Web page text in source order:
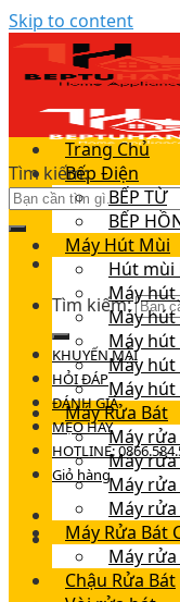
Skip to content
Tìm kiếm:
Tìm kiếm:
KHUYẾN MÃI
HỎI ĐÁP
ĐÁNH GIÁ
MẸO HAY
HOTLINE:
Giỏ hàng
Trang Chủ
Bếp Điện
BẾP TỪ
BẾP
Máy Hút Mùi
Hút mùi
Máy hút
Máy hút
Máy
Máy hút
Máy
Máy Rửa Bát
Máy
Máy
Máy rửa
Máy
Máy Rửa Bát
Máy
Chậu Rửa Bát